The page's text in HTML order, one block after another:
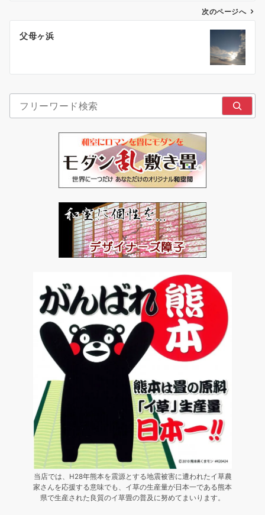
ン
次のページへ
父母ヶ浜
当店では、H28年熊本を震源とする地震被害に遭われたイ草農
家さんを応援する意味でも、イ草の生産量が日本一である熊本
県で生産された良質のイ草畳の普及に努めてまいります。